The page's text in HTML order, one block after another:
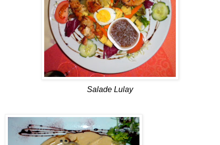
Salade Lulay